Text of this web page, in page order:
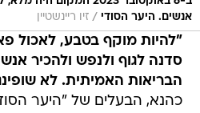
אנשים. היער הסודי / זיו ריינשטיין
"להיות מוקף בטבע, לאכול
סדנה לגוף ולנפש ולהכיר
הבריאות האמיתית. לא
כהנא, הבעלים של "היער